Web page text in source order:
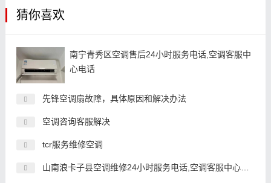
猜你喜欢
南宁青秀区空调售后24小时服务电话,空调客服中
心电话
先锋空调扇故障，具体原因和解决办法
空调咨询客服解决
tcr服务维修空调
山南浪卡子县空调维修24小时服务电话,空调客服中心电话